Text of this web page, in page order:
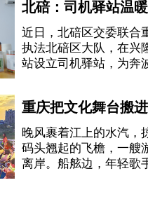
北碚：司机驿站温
近日，北碚区交委联合
执法北碚区大队，在兴
站设立司机驿站，为奔
重庆把文化舞台搬
晚风裹着江上的水汽，
码头翘起的飞檐，一艘
离岸。船舷边，年轻歌